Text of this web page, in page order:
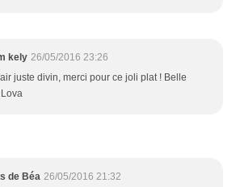
kely 26/05/2016 23:26
juste divin, merci pour ce joli plat ! Belle
de Béa 26/05/2016 21:32